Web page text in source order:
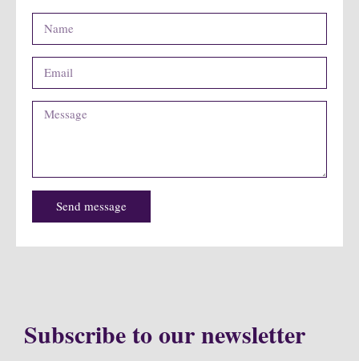
Send message
Subscribe to our newsletter